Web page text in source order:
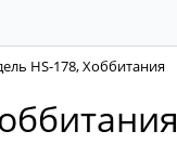
НS-178, Хоббитания